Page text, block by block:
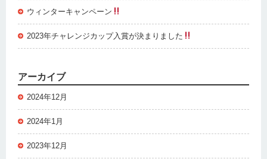
ウィンターキャンペーン
2023年チャレンジカップ入賞が決まりました
アーカイブ
2024年12月
2024年1月
2023年12月